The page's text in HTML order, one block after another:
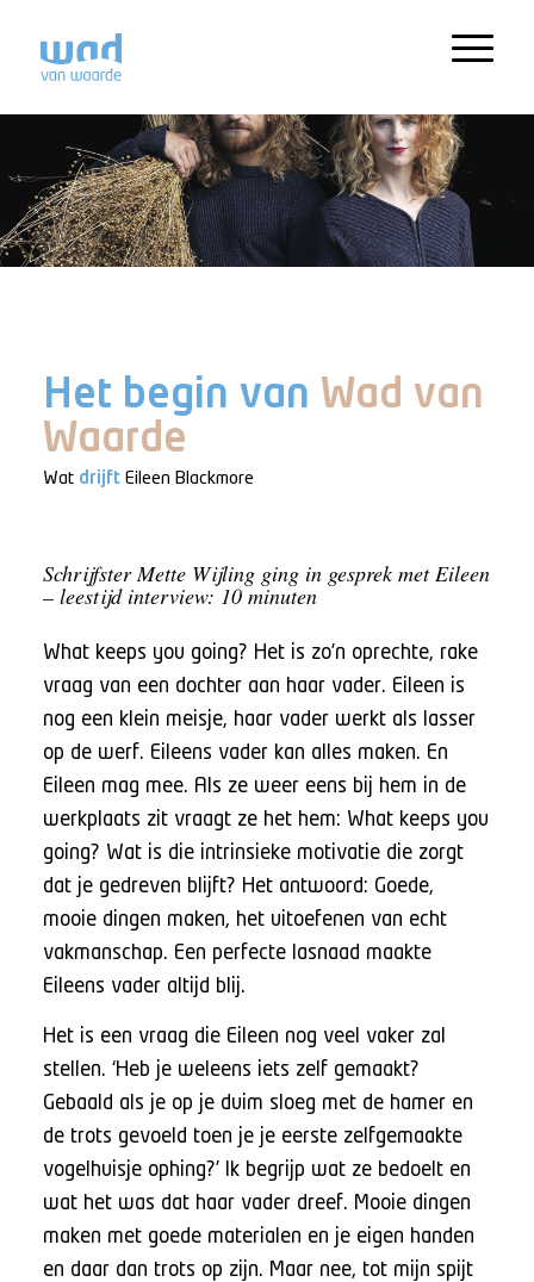
Het begin van Wad van
Waarde
Wat drijft Eileen Blackmore
Schrijfster Mette Wijling ging in gesprek met Eileen
– leestijd interview: 10 minuten
What keeps you going? Het is zo’n oprechte, rake
vraag van een dochter aan haar vader. Eileen is
nog een klein meisje, haar vader werkt als lasser
op de werf. Eileens vader kan alles maken. En
Eileen mag mee. Als ze weer eens bij hem in de
werkplaats zit vraagt ze het hem: What keeps you
going? Wat is die intrinsieke motivatie die zorgt
dat je gedreven blijft? Het antwoord: Goede,
mooie dingen maken, het uitoefenen van echt
vakmanschap. Een perfecte lasnaad maakte
Eileens vader altijd blij.
Het is een vraag die Eileen nog veel vaker zal
stellen. ‘Heb je weleens iets zelf gemaakt?
Gebaald als je op je duim sloeg met de hamer en
de trots gevoeld toen je je eerste zelfgemaakte
vogelhuisje ophing?’ Ik begrijp wat ze bedoelt en
wat het was dat haar vader dreef. Mooie dingen
maken met goede materialen en je eigen handen
en daar dan trots op zijn. Maar nee, tot mijn spijt